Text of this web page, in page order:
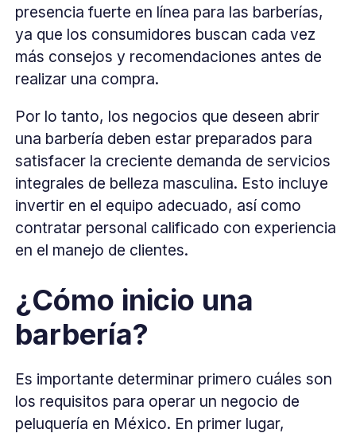
presencia fuerte en línea para las barberías,
ya que los consumidores buscan cada vez
más consejos y recomendaciones antes de
realizar una compra.
Por lo tanto, los negocios que deseen abrir
una barbería deben estar preparados para
satisfacer la creciente demanda de servicios
integrales de belleza masculina. Esto incluye
invertir en el equipo adecuado, así como
contratar personal calificado con experiencia
en el manejo de clientes.
¿Cómo inicio una
barbería?
Es importante determinar primero cuáles son
los requisitos para operar un negocio de
peluquería en México. En primer lugar,